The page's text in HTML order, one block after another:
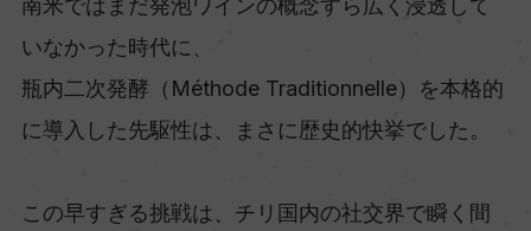
いなかった時代に、
瓶内二次発酵（Méthode Traditionnelle）を本格的
に導入した先駆性は、まさに歴史的快挙でした。
この早すぎる挑戦は、チリ国内の社交界で瞬く間